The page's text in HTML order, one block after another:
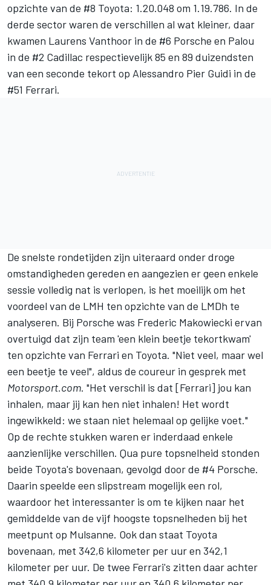
opzichte van de #8 Toyota: 1.20.048 om 1.19.786. In de
derde sector waren de verschillen al wat kleiner, daar
kwamen Laurens Vanthoor in de #6 Porsche en Palou
in de #2 Cadillac respectievelijk 85 en 89 duizendsten
van een seconde tekort op Alessandro Pier Guidi in de
#51 Ferrari.
De snelste rondetijden zijn uiteraard onder droge
omstandigheden gereden en aangezien er geen enkele
sessie volledig nat is verlopen, is het moeilijk om het
voordeel van de LMH ten opzichte van de LMDh te
analyseren. Bij Porsche was Frederic Makowiecki ervan
overtuigd dat zijn team 'een klein beetje tekortkwam'
ten opzichte van Ferrari en Toyota. "Niet veel, maar wel
een beetje te veel", aldus de coureur in gesprek met
Motorsport.com. "Het verschil is dat [Ferrari] jou kan
inhalen, maar jij kan hen niet inhalen! Het wordt
ingewikkeld: we staan niet helemaal op gelijke voet."
Op de rechte stukken waren er inderdaad enkele
aanzienlijke verschillen. Qua pure topsnelheid stonden
beide Toyota's bovenaan, gevolgd door de #4 Porsche.
Daarin speelde een slipstream mogelijk een rol,
waardoor het interessanter is om te kijken naar het
gemiddelde van de vijf hoogste topsnelheden bij het
meetpunt op Mulsanne. Ook dan staat Toyota
bovenaan, met 342,6 kilometer per uur en 342,1
kilometer per uur. De twee Ferrari's zitten daar achter